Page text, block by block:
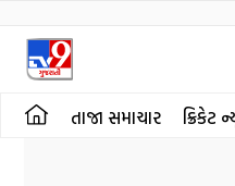
તાજા સમાચાર ક્રિકેટ